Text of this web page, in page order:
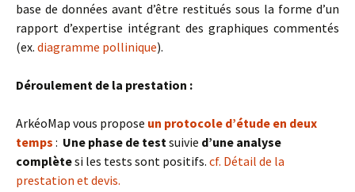
base de données avant d’être restitués sous la forme d’un
rapport d’expertise intégrant des graphiques commentés
(ex. diagramme pollinique).
Déroulement de la prestation :
ArkéoMap vous propose un protocole d’étude en deux
temps : Une phase de testsuivie d’une analyse
complètesi les tests sont positifs. cf. Détail de la
prestation et devis.